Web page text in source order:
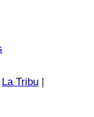
La Tribu